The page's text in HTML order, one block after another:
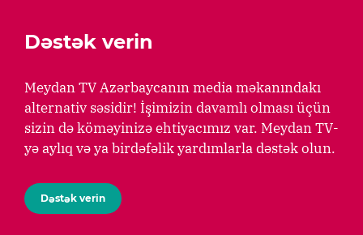
Dəstək verin
Meydan TV Azərbaycanın media məkanındakı
alternativ səsidir! İşimizin davamlı olması üçün
sizin də köməyinizə ehtiyacımız var. Meydan TV-
yə aylıq və ya birdəfəlik yardımlarla dəstək olun.
Dəstək verin